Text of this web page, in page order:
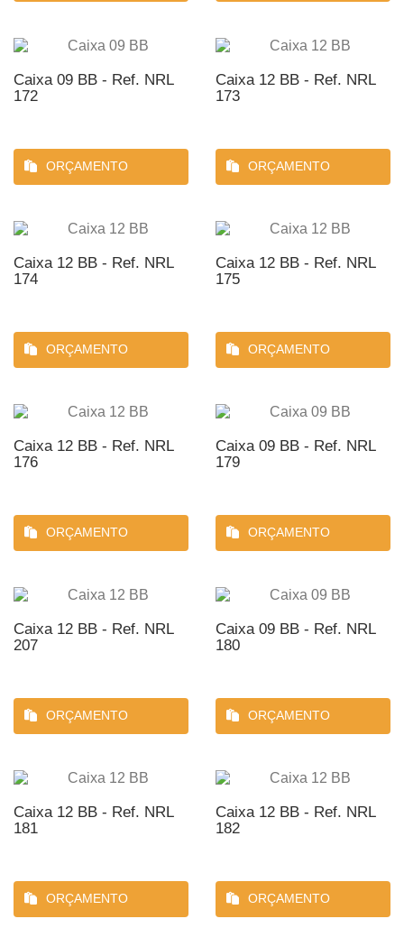
Caixa 09 BB - Ref. NRL
172
ORÇAMENTO
Caixa 12 BB - Ref. NRL
173
ORÇAMENTO
Caixa 12 BB - Ref. NRL
174
ORÇAMENTO
Caixa 12 BB - Ref. NRL
175
ORÇAMENTO
Caixa 12 BB - Ref. NRL
176
ORÇAMENTO
Caixa 09 BB - Ref. NRL
179
ORÇAMENTO
Caixa 12 BB - Ref. NRL
207
ORÇAMENTO
Caixa 09 BB - Ref. NRL
180
ORÇAMENTO
Caixa 12 BB - Ref. NRL
181
ORÇAMENTO
Caixa 12 BB - Ref. NRL
182
ORÇAMENTO